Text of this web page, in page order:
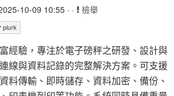
10-09 10:55 · · 檢舉
plurk
經驗，專注於電子磅秤之研發、設計與
線與資料記錄的完整解決方案。可支援
料傳輸、即時儲存、資料加密、備份、